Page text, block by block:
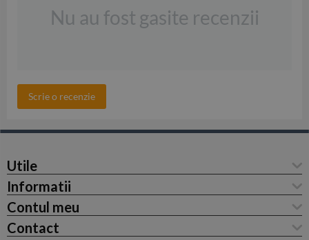
Nu au fost gasite recenzii
Scrie o recenzie
Utile
Informatii
Contul meu
Contact